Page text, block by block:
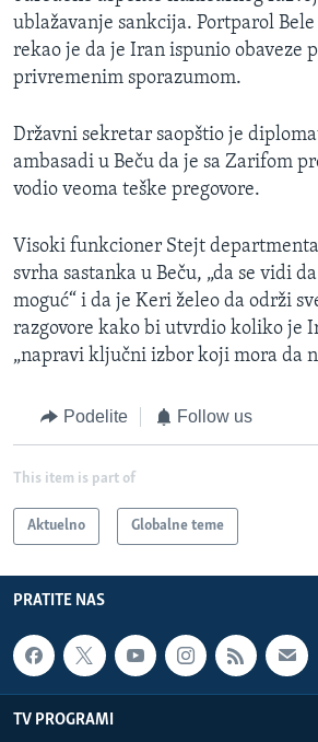
ublažavanje sankcija. Portparol Bele
rekao je da je Iran ispunio obaveze
privremenim sporazumom.
Državni sekretar saopštio je
ambasadi u Beču da je sa Zarifom
vodio veoma teške pregovore.
Visoki funkcioner Stejt
svrha sastanka u Beču, „da se vidi
moguć“ i da je Keri želeo da održi
razgovore kako bi utvrdio koliko je
„napravi ključni izbor koji mora da
Podelite Follow us
This item is part of
Aktuelno Globalne teme
PRATITE NAS
TV PROGRAMI